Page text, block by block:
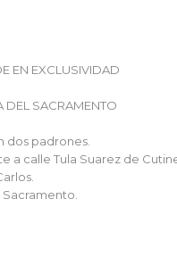
EN EXCLUSIVIDAD
DEL SACRAMENTO
dos padrones.
a calle Tula Suarez de